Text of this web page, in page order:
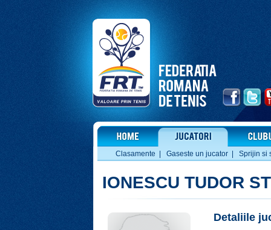
Clasamente Gaseste un jucator Sprijin si
IONESCU TUDOR
Detaliile